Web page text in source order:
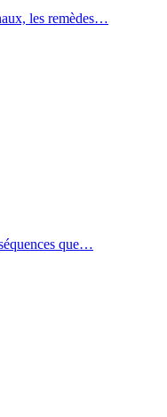
les remèdes…
que…